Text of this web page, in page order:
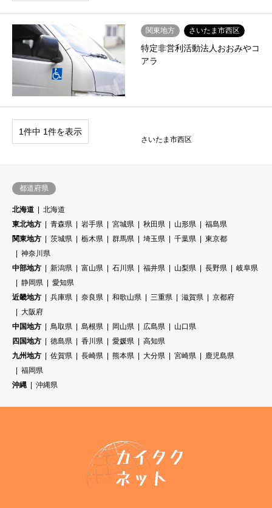
関東地方 さいたま市西区
特定非営利活動法人おおみやコ
アラ
さいたま市西区
1件中 1件を表示
都道府県
北海道
北海道
東北地方
青森県 岩手県 宮城県 秋田県 山形県
福島県
関東地方
茨城県 栃木県 群馬県 埼玉県 千葉県
東京都
神奈川県
中部地方
新潟県 富山県 石川県 福井県 山梨県 長野県
岐阜県
静岡県
愛知県
近畿地方
兵庫県 奈良県 和歌山県 三重県 滋賀県
京都府
大阪府
中国地方
鳥取県 島根県 岡山県 広島県
山口県
四国地方
徳島県 香川県 愛媛県
高知県
九州地方
佐賀県 長崎県 熊本県 大分県 宮崎県
鹿児島県
福岡県
沖縄
沖縄県